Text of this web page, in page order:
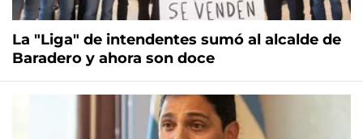
La "Liga" de intendentes sumó al alcalde de
Baradero y ahora son doce